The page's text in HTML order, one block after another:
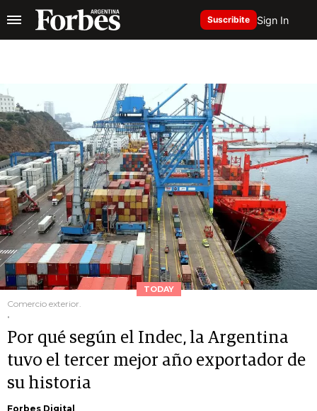
Suscribite Sign In
TODAY
Comercio exterior.
.
Por qué según el Indec, la Argentina
tuvo el tercer mejor año exportador de
su historia
Forbes Digital